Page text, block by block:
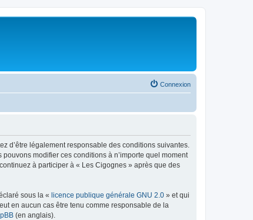
Connexion
d’être légalement responsable des conditions suivantes.
modifier ces conditions à n’importe quel moment
à participer à « Les Cigognes » après que des
sous la « licence publique générale GNU 2.0 » et qui
en aucun cas être tenu comme responsable de la
(en anglais).